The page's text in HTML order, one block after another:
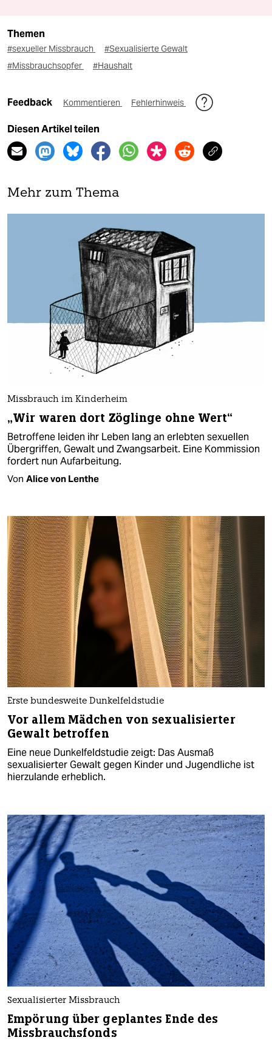
Themen
#sexueller Missbrauch
#Sexualisierte Gewalt
#Missbrauchsopfer
#Haushalt
Feedback Kommentieren Fehlerhinweis
Diesen Artikel teilen
Mehr zum Thema
Missbrauch im Kinderheim
„Wir waren dort Zöglinge ohne Wert“
Betroffene leiden ihr Leben lang an erlebten sexuellen
Übergriffen, Gewalt und Zwangsarbeit. Eine Kommission
fordert nun Aufarbeitung.
Von Alice von Lenthe
Erste bundesweite Dunkelfeldstudie
Vor allem Mädchen von sexualisierter
Gewalt betroffen
Eine neue Dunkelfeldstudie zeigt: Das Ausmaß
sexualisierter Gewalt gegen Kinder und Jugendliche ist
hierzulande erheblich.
Sexualisierter Missbrauch
Empörung über geplantes Ende des
Missbrauchsfonds